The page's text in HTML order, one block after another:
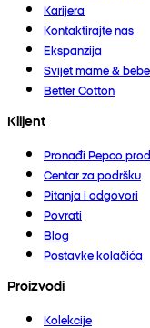
Karijera
Kontaktirajte nas
Ekspanzija
Svijet mame & bebe
Better Cotton
Klijent
Pronađi Pepco
Centar za podršku
Pitanja i odgovori
Povrati
Blog
Postavke kolačića
Proizvodi
Kolekcije